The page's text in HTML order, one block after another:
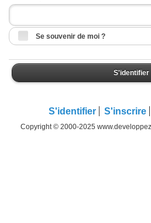
Se souvenir de moi ?
S'identifier
S'identifier S'inscrire
Copyright © 2000-2025